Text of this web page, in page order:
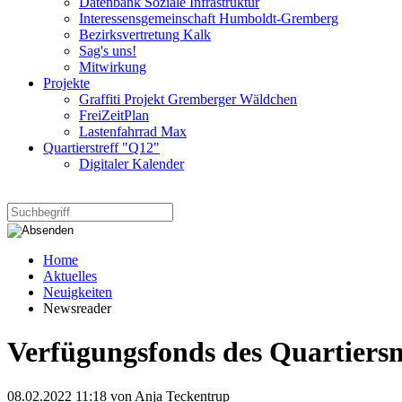
Interessensgemeinschaft Humboldt-Gremberg
Bezirksvertretung Kalk
Sag's uns!
Mitwirkung
Projekte
Graffiti Projekt Gremberger Wäldchen
FreiZeitPlan
Lastenfahrrad Max
Quartierstreff "Q12"
Digitaler Kalender
Home
Aktuelles
Neuigkeiten
Newsreader
Verfügungsfonds des
08.02.2022 11:18 von Anja Teckentrup